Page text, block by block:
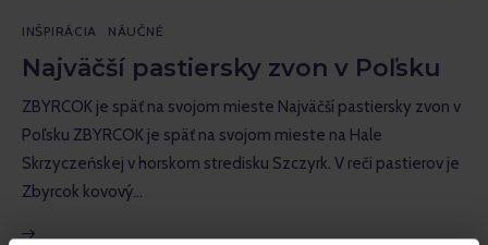
Náučné
Rozhovory
Recenzie
INŠPIRÁCIA NÁUČNÉ
Najväčší pastiersky zvon v Poľsku
ZBYRCOK je späť na svojom mieste Najväčší pastiersky zvon v
Poľsku ZBYRCOK je späť na svojom mieste na Hale
Skrzyczeńskej v horskom stredisku Szczyrk. V reči pastierov je
Zbyrcok kovový…